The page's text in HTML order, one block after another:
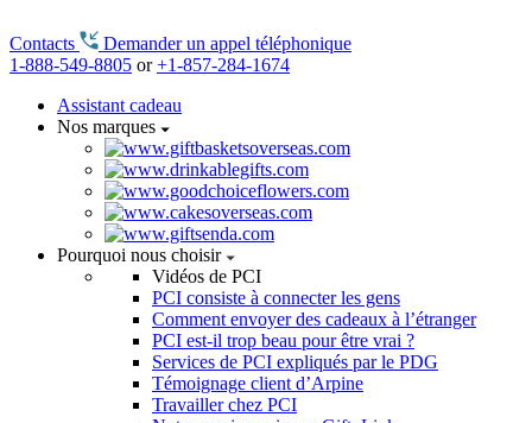
Contacts
Demander un appel téléphonique
1-888-549-8805 or+1-857-284-1674
Assistant cadeau
Nos marques
Pourquoi nous choisir
Vidéos de PCI
PCI consiste à connecter les gens
Comment envoyer des cadeaux à l’étranger
PCI est-il trop beau pour être vrai ?
Services de PCI expliqués par le PDG
Témoignage client d’Arpine
Travailler chez PCI